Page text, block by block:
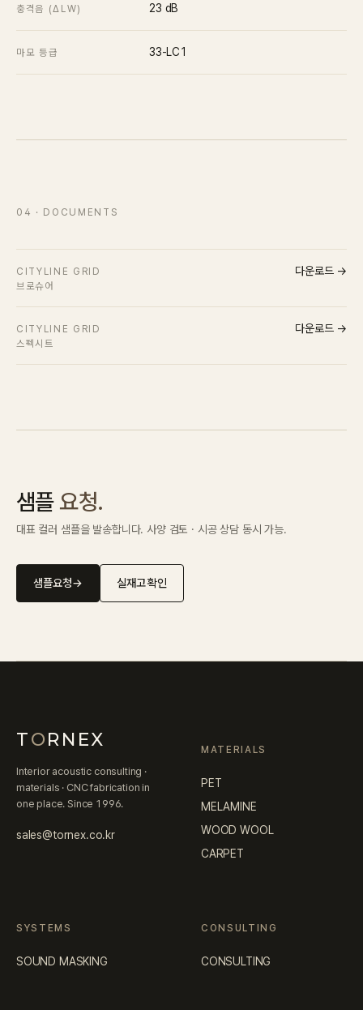
충격음 (ΔLW) 23 dB
마모 등급 33-LC1
04 · DOCUMENTS
CITYLINE GRID
브로슈어
다운로드 →
CITYLINE GRID
스펙시트
다운로드 →
샘플 요청.
대표 컬러 샘플을 발송합니다. 사양 검토 · 시공 상담 동시 가능.
샘플요청→ 실재고 확인
TORNEX
Interior acoustic consulting ·
materials · CNC fabrication in
one place. Since 1996.
sales@tornex.co.kr
MATERIALS
PET
MELAMINE
WOOD WOOL
CARPET
SYSTEMS
SOUND MASKING
CONSULTING
CONSULTING